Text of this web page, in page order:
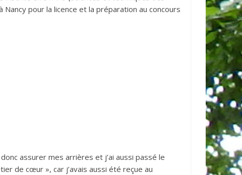
pour la licence et la préparation au concours
assurer mes arrières et j’ai aussi passé le
de cœur », car j’avais aussi été reçue au